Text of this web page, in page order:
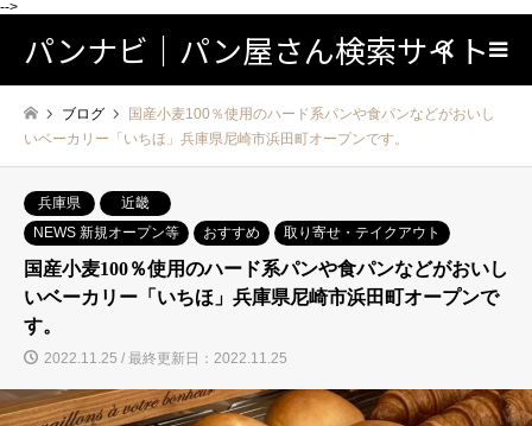
-->
パンナビ｜パン屋さん検索サイト検索
ブログ
国産小麦100％使用のハード系パンや食パンなどがおいし
いベーカリー「いちほ」兵庫県尼崎市浜田町オープンです。
兵庫県
近畿
NEWS 新規オープン等
おすすめ 取り寄せ・テイクアウト
国産小麦100％使用のハード系パンや食パンなどがおいし
いベーカリー「いちほ」兵庫県尼崎市浜田町オープンで
す。
2022.11.25 / 最終更新日：2022.11.25